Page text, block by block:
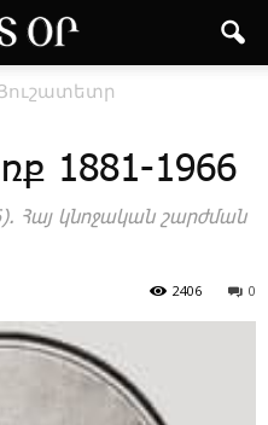
1881-1966
­Հայ կնո­ջա­կան շարժ­ման
0
2406